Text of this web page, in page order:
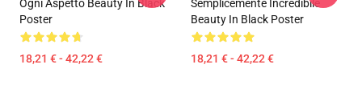
Ogni Aspetto Beauty In Black
Poster
18,21 € - 42,22 €
Semplicemente Incredibile
Beauty In Black Poster
18,21 € - 42,22 €